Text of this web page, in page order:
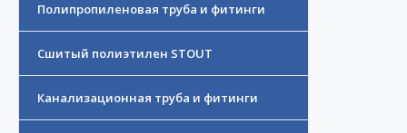
Полипропиленовая труба и фитинги
Сшитый полиэтилен STOUT
Канализационная труба и фитинги